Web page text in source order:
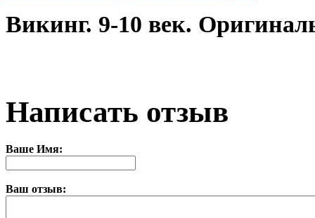
Викинг. 9-10 век.
Написать отзыв
Ваше Имя:
Ваш отзыв: